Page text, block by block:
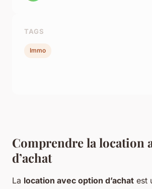
Comprendre la location
d’achat
La location avec option d’achat est
TAGS
Immo